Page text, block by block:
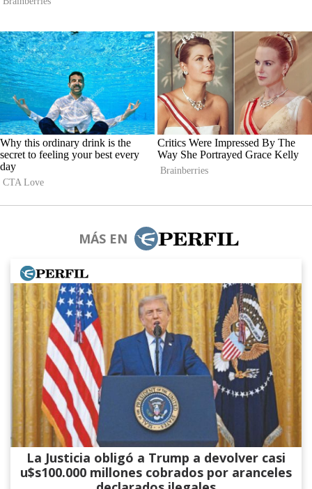
MÁS EN
La Justicia obligó a Trump a devolver casi
u$s100.000 millones cobrados por aranceles